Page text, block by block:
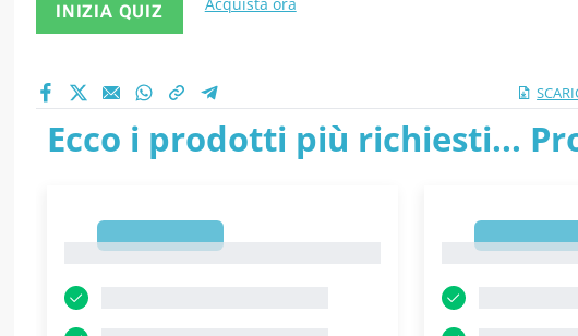
INIZIA QUIZ
Ecco i prodotti più richiesti...